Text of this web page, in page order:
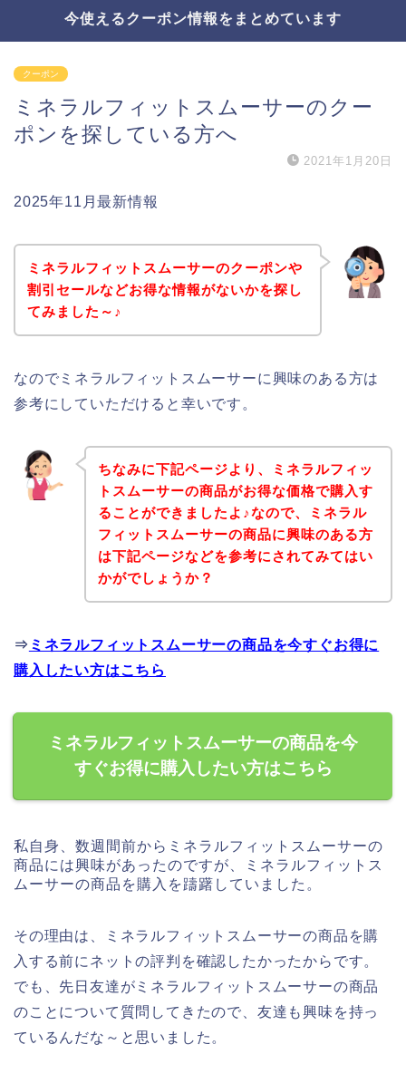
今使えるクーポン情報をまとめています
クーポン
ミネラルフィットスムーサーのクー
ポンを探している方へ
2021年1月20日
2025年11月最新情報
ミネラルフィットスムーサーのクーポンや
割引セールなどお得な情報がないかを探し
てみました～♪
なのでミネラルフィットスムーサーに興味のある方は
参考にしていただけると幸いです。
ちなみに下記ページより、ミネラルフィッ
トスムーサーの商品がお得な価格で購入す
ることができましたよ♪なので、ミネラル
フィットスムーサーの商品に興味のある方
は下記ページなどを参考にされてみてはい
かがでしょうか？
⇒ ミネラルフィットスムーサーの商品を今すぐお得に
購入したい方はこちら
ミネラルフィットスムーサーの商品を今
すぐお得に購入したい方はこちら
私自身、数週間前からミネラルフィットスムーサーの
商品には興味があったのですが、ミネラルフィットス
ムーサーの商品を購入を躊躇していました。
その理由は、ミネラルフィットスムーサーの商品を購
入する前にネットの評判を確認したかったからです。
でも、先日友達がミネラルフィットスムーサーの商品
のことについて質問してきたので、友達も興味を持っ
ているんだな～と思いました。